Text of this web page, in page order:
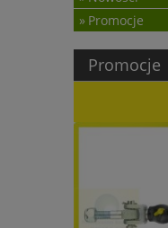
Promocje
Promocje